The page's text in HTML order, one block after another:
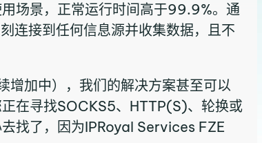
场景，正常运行时间高于99.9%。通
连接到任何信息源并收集数据，且不
加中），我们的解决方案甚至可以
在寻找SOCKS5、HTTP(S)、轮换或
找了，因为IPRoyal Services FZE